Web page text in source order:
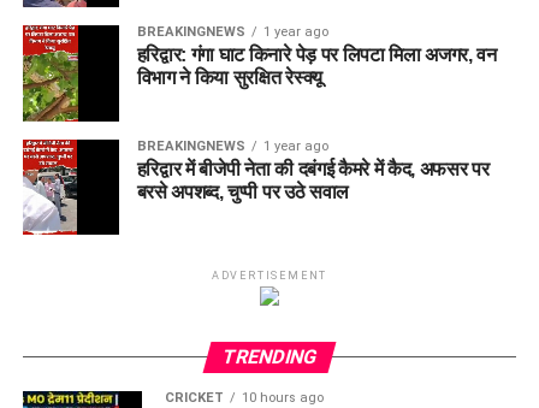
BREAKINGNEWS 1 year ago
हरिद्वार: गंगा घाट किनारे पेड़ पर लिपटा मिला अजगर, वन
विभाग ने किया सुरक्षित रेस्क्यू
BREAKINGNEWS 1 year ago
हरिद्वार में बीजेपी नेता की दबंगई कैमरे में कैद, अफसर पर
बरसे अपशब्द, चुप्पी पर उठे सवाल
ADVERTISEMENT
TRENDING
CRICKET 10 hours ago